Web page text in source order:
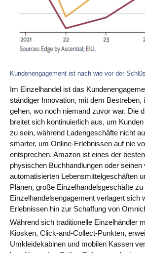
Kundenengagement ist nach wie vor der
Im Einzelhandel ist das
ständiger Innovation, mit dem Bestreben,
gehen, wo noch niemand zuvor war. Die
breitet sich kontinuierlich aus, um
zu sein, während Ladengeschäfte nicht
smarter, um Online-Erlebnissen auf nie
entsprechen. Amazon ist eines der
physischen Buchhandlungen oder seinen
automatisierten Lebensmittelgeschäften
Plänen, große Einzelhandelsgeschäfte
Einzelhandelsengagement verlagert sich
Erlebnissen hin zur Schaffung von
Während sich traditionelle Einzelhändler
Kiosken, Click-and-Collect-Punkten,
Umkleidekabinen und mobilen Kassen